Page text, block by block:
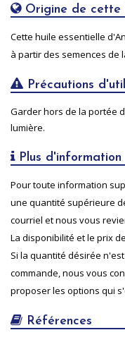
Origine de cette
Cette huile essentielle
à partir des semences de
Précautions
Garder hors de la portée
lumière.
Plus d'information
Pour toute information
une quantité supérieure
courriel et nous vous
La disponibilité et le prix
Si la quantité désirée
commande, nous vous
proposer les options qui
Références